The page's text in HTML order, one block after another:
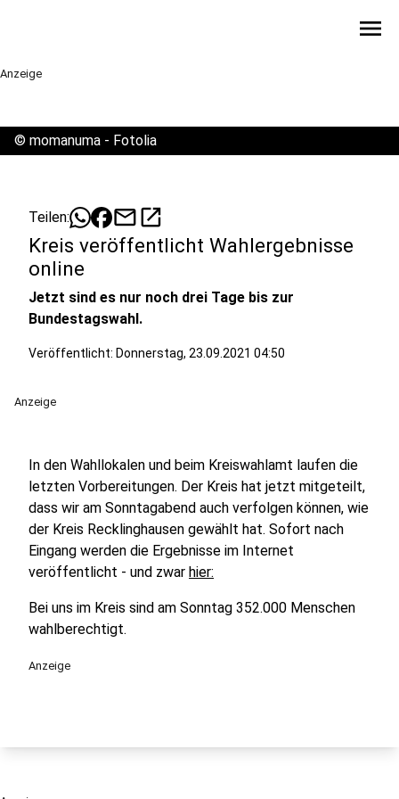
menu
Anzeige
© momanuma - Fotolia
Teilen: mailopen_in_new
Kreis veröffentlicht Wahlergebnisse
online
Jetzt sind es nur noch drei Tage bis zur
Bundestagswahl.
Veröffentlicht: Donnerstag, 23.09.2021 04:50
Anzeige
In den Wahllokalen und beim Kreiswahlamt laufen die
letzten Vorbereitungen. Der Kreis hat jetzt mitgeteilt,
dass wir am Sonntagabend auch verfolgen können, wie
der Kreis Recklinghausen gewählt hat. Sofort nach
Eingang werden die Ergebnisse im Internet
veröffentlicht - und zwar hier:
Bei uns im Kreis sind am Sonntag 352.000 Menschen
wahlberechtigt.
Anzeige